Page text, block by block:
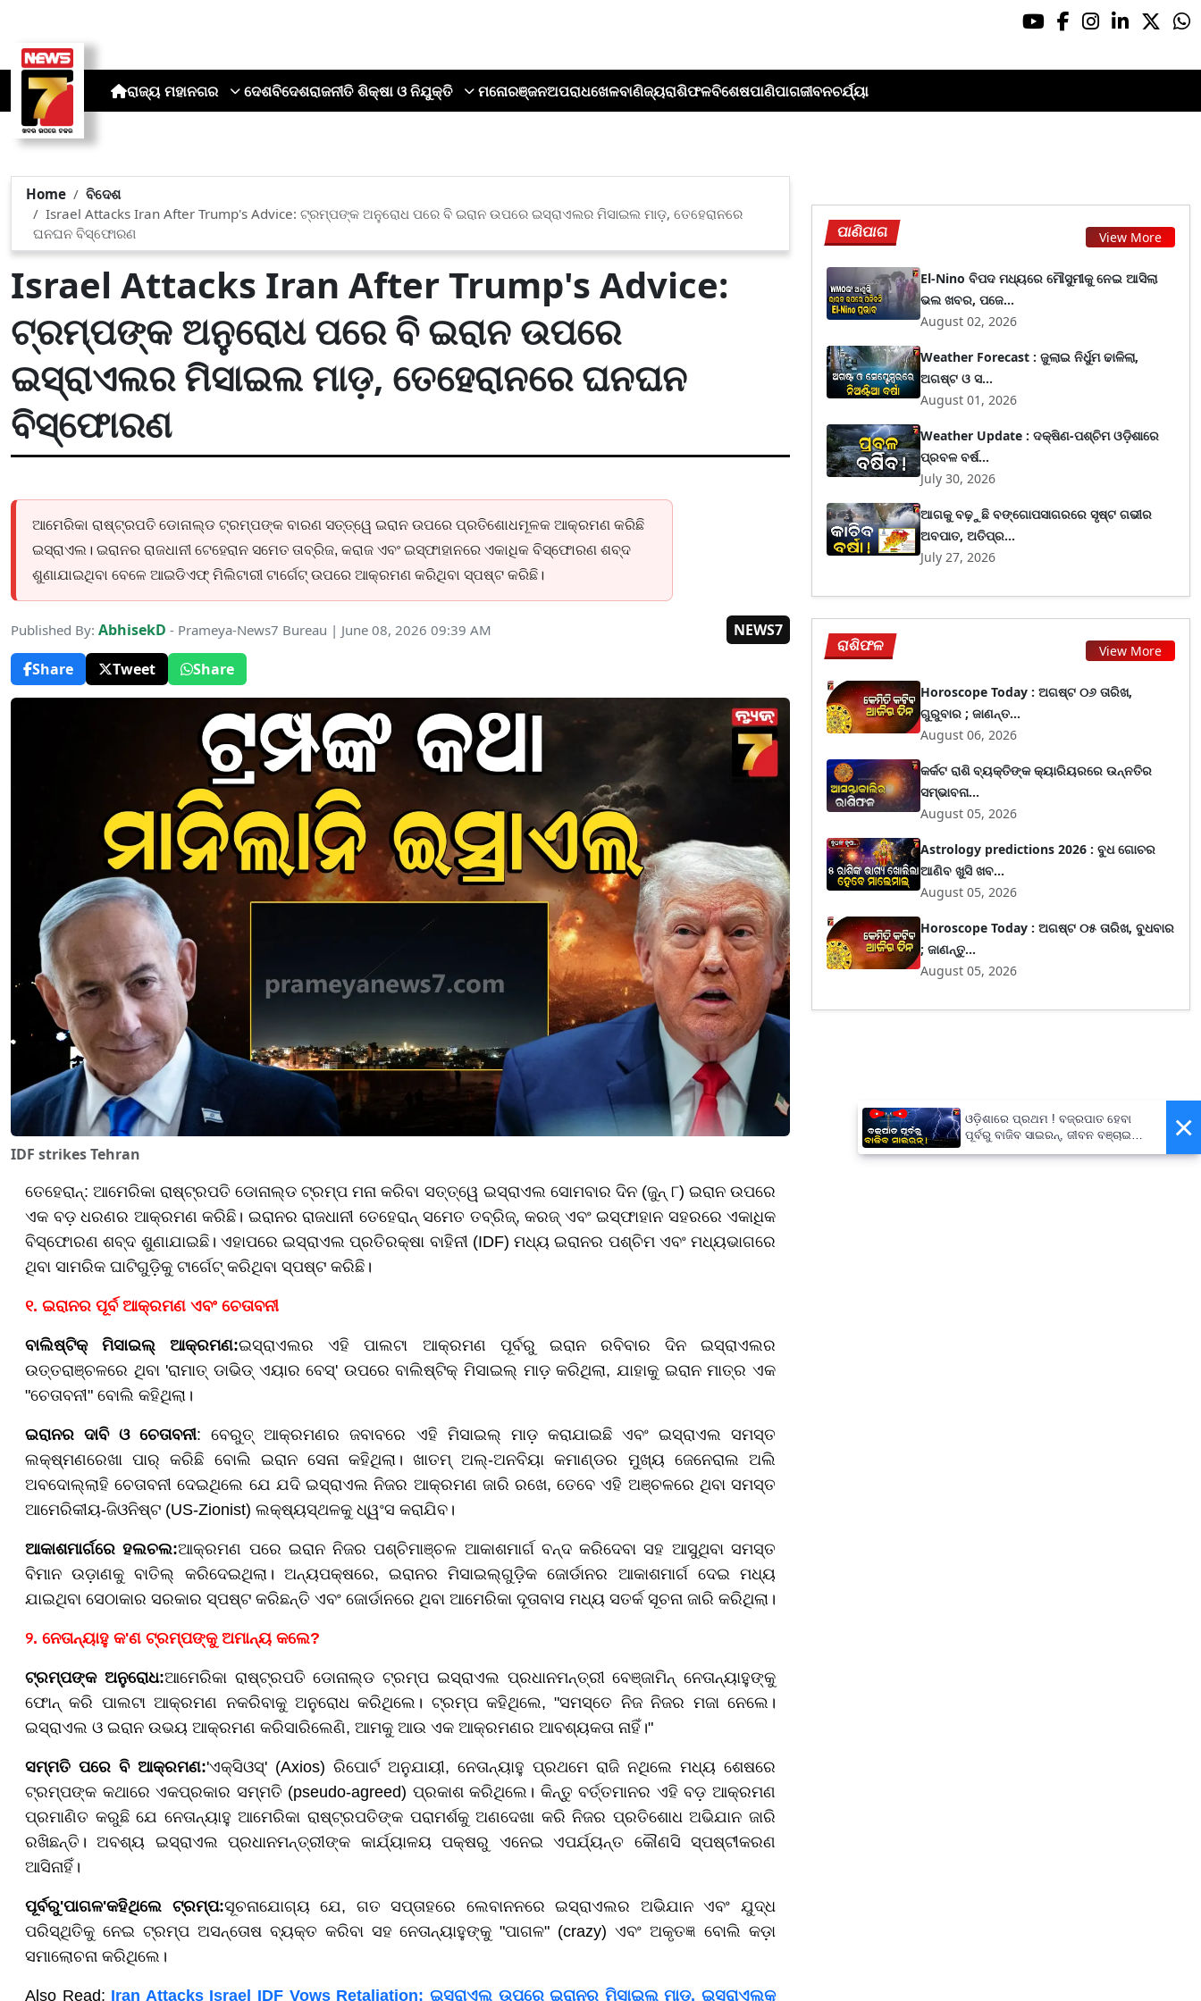
ରାଜ୍ୟ ମହାନଗର ଦେଶବିଦେଶରାଜନୀତି ଶିକ୍ଷା ଓ ନିଯୁକ୍ତି ମନୋରଞ୍ଜନଅପରାଧଖେଳବାଣିଜ୍ୟରାଶିଫଳବିଶେଷପାଣିପାଗଜୀବନଚର୍ଯ୍ୟା
Home
ବିଦେଶ
Israel Attacks Iran After Trump's Advice: ଟ୍ରମ୍ପଙ୍କ ଅନୁରୋଧ ପରେ ବି ଇରାନ ଉପରେ ଇସ୍ରାଏଲର ମିସାଇଲ ମାଡ଼, ତେହେରାନରେ
ଘନଘନ ବିସ୍ଫୋରଣ
Israel Attacks Iran After Trump's Advice:
ଟ୍ରମ୍ପଙ୍କ ଅନୁରୋଧ ପରେ ବି ଇରାନ ଉପରେ
ଇସ୍ରାଏଲର ମିସାଇଲ ମାଡ଼, ତେହେରାନରେ ଘନଘନ
ବିସ୍ଫୋରଣ
ଆମେରିକା ରାଷ୍ଟ୍ରପତି ଡୋନାଲ୍ଡ ଟ୍ରମ୍ପଙ୍କ ବାରଣ ସତ୍ତ୍ୱେ ଇରାନ ଉପରେ ପ୍ରତିଶୋଧମୂଳକ ଆକ୍ରମଣ କରିଛି
ଇସ୍ରାଏଲ। ଇରାନର ରାଜଧାନୀ ଟେହେରାନ ସମେତ ତାବ୍ରିଜ, କରାଜ ଏବଂ ଇସ୍ଫାହାନରେ ଏକାଧିକ ବିସ୍ଫୋରଣ ଶବ୍ଦ
ଶୁଣାଯାଇଥିବା ବେଳେ ଆଇଡିଏଫ୍ ମିଲିଟାରୀ ଟାର୍ଗେଟ୍ ଉପରେ ଆକ୍ରମଣ କରିଥିବା ସ୍ପଷ୍ଟ କରିଛି।
Published By: AbhisekD - Prameya-News7 Bureau | June 08, 2026 09:39 AM
NEWS7
Share
Tweet Share
IDF strikes Tehran
ତେହେରାନ୍: ଆମେରିକା ରାଷ୍ଟ୍ରପତି ଡୋନାଲ୍ଡ ଟ୍ରମ୍ପ ମନା କରିବା ସତ୍ତ୍ୱେ ଇସ୍ରାଏଲ ସୋମବାର ଦିନ (ଜୁନ୍ ୮) ଇରାନ ଉପରେ
ଏକ ବଡ଼ ଧରଣର ଆକ୍ରମଣ କରିଛି। ଇରାନର ରାଜଧାନୀ ତେହେରାନ୍ ସମେତ ତବ୍ରିଜ୍, କରଜ୍ ଏବଂ ଇସ୍ଫାହାନ ସହରରେ ଏକାଧିକ
ବିସ୍ଫୋରଣ ଶବ୍ଦ ଶୁଣାଯାଇଛି। ଏହାପରେ ଇସ୍ରାଏଲ ପ୍ରତିରକ୍ଷା ବାହିନୀ (IDF) ମଧ୍ୟ ଇରାନର ପଶ୍ଚିମ ଏବଂ ମଧ୍ୟଭାଗରେ
ଥିବା ସାମରିକ ଘାଟିଗୁଡ଼ିକୁ ଟାର୍ଗେଟ୍ କରିଥିବା ସ୍ପଷ୍ଟ କରିଛି।
୧. ଇରାନର ପୂର୍ବ ଆକ୍ରମଣ ଏବଂ ଚେତାବନୀ
ବାଲିଷ୍ଟିକ୍ ମିସାଇଲ୍ ଆକ୍ରମଣ:ଇସ୍ରାଏଲର ଏହି ପାଲଟା ଆକ୍ରମଣ ପୂର୍ବରୁ ଇରାନ ରବିବାର ଦିନ ଇସ୍ରାଏଲର
ଉତ୍ତରାଞ୍ଚଳରେ ଥିବା 'ରାମାତ୍ ଡାଭିଡ୍ ଏୟାର ବେସ୍' ଉପରେ ବାଲିଷ୍ଟିକ୍ ମିସାଇଲ୍ ମାଡ଼ କରିଥିଲା, ଯାହାକୁ ଇରାନ ମାତ୍ର ଏକ
"ଚେତାବନୀ" ବୋଲି କହିଥିଲା।
ଇରାନର ଦାବି ଓ ଚେତାବନୀ: ବେରୁତ୍ ଆକ୍ରମଣର ଜବାବରେ ଏହି ମିସାଇଲ୍ ମାଡ଼ କରାଯାଇଛି ଏବଂ ଇସ୍ରାଏଲ ସମସ୍ତ
ଲକ୍ଷ୍ମଣରେଖା ପାର୍ କରିଛି ବୋଲି ଇରାନ ସେନା କହିଥିଲା। ଖାତମ୍ ଅଲ୍-ଅନବିୟା କମାଣ୍ଡର ମୁଖ୍ୟ ଜେନେରାଲ ଅଲି
ଅବଦୋଲ୍ଲାହି ଚେତାବନୀ ଦେଇଥିଲେ ଯେ ଯଦି ଇସ୍ରାଏଲ ନିଜର ଆକ୍ରମଣ ଜାରି ରଖେ, ତେବେ ଏହି ଅଞ୍ଚଳରେ ଥିବା ସମସ୍ତ
ଆମେରିକୀୟ-ଜିଓନିଷ୍ଟ (US-Zionist) ଲକ୍ଷ୍ୟସ୍ଥଳକୁ ଧ୍ୱଂସ କରାଯିବ।
ଆକାଶମାର୍ଗରେ ହଲଚଲ:ଆକ୍ରମଣ ପରେ ଇରାନ ନିଜର ପଶ୍ଚିମାଞ୍ଚଳ ଆକାଶମାର୍ଗ ବନ୍ଦ କରିଦେବା ସହ ଆସୁଥିବା ସମସ୍ତ
ବିମାନ ଉଡ଼ାଣକୁ ବାତିଲ୍ କରିଦେଇଥିଲା। ଅନ୍ୟପକ୍ଷରେ, ଇରାନର ମିସାଇଲ୍ଗୁଡ଼ିକ ଜୋର୍ଡାନର ଆକାଶମାର୍ଗ ଦେଇ ମଧ୍ୟ
ଯାଇଥିବା ସେଠାକାର ସରକାର ସ୍ପଷ୍ଟ କରିଛନ୍ତି ଏବଂ ଜୋର୍ଡାନରେ ଥିବା ଆମେରିକା ଦୂତାବାସ ମଧ୍ୟ ସତର୍କ ସୂଚନା ଜାରି କରିଥିଲା।
୨. ନେତାନ୍ୟାହୁ କ'ଣ ଟ୍ରମ୍ପଙ୍କୁ ଅମାନ୍ୟ କଲେ?
ଟ୍ରମ୍ପଙ୍କ ଅନୁରୋଧ:ଆମେରିକା ରାଷ୍ଟ୍ରପତି ଡୋନାଲ୍ଡ ଟ୍ରମ୍ପ ଇସ୍ରାଏଲ ପ୍ରଧାନମନ୍ତ୍ରୀ ବେଞ୍ଜାମିନ୍ ନେତାନ୍ୟାହୁଙ୍କୁ
ଫୋନ୍ କରି ପାଲଟା ଆକ୍ରମଣ ନକରିବାକୁ ଅନୁରୋଧ କରିଥିଲେ। ଟ୍ରମ୍ପ କହିଥିଲେ, "ସମସ୍ତେ ନିଜ ନିଜର ମଜା ନେଲେ।
ଇସ୍ରାଏଲ ଓ ଇରାନ ଉଭୟ ଆକ୍ରମଣ କରିସାରିଲେଣି, ଆମକୁ ଆଉ ଏକ ଆକ୍ରମଣର ଆବଶ୍ୟକତା ନାହିଁ।"
ସମ୍ମତି ପରେ ବି ଆକ୍ରମଣ:'ଏକ୍ସିଓସ୍' (Axios) ରିପୋର୍ଟ ଅନୁଯାୟୀ, ନେତାନ୍ୟାହୁ ପ୍ରଥମେ ରାଜି ନଥିଲେ ମଧ୍ୟ ଶେଷରେ
ଟ୍ରମ୍ପଙ୍କ କଥାରେ ଏକପ୍ରକାର ସମ୍ମତି (pseudo-agreed) ପ୍ରକାଶ କରିଥିଲେ। କିନ୍ତୁ ବର୍ତ୍ତମାନର ଏହି ବଡ଼ ଆକ୍ରମଣ
ପ୍ରମାଣିତ କରୁଛି ଯେ ନେତାନ୍ୟାହୁ ଆମେରିକା ରାଷ୍ଟ୍ରପତିଙ୍କ ପରାମର୍ଶକୁ ଅଣଦେଖା କରି ନିଜର ପ୍ରତିଶୋଧ ଅଭିଯାନ ଜାରି
ରଖିଛନ୍ତି। ଅବଶ୍ୟ ଇସ୍ରାଏଲ ପ୍ରଧାନମନ୍ତ୍ରୀଙ୍କ କାର୍ଯ୍ୟାଳୟ ପକ୍ଷରୁ ଏନେଇ ଏପର୍ଯ୍ୟନ୍ତ କୌଣସି ସ୍ପଷ୍ଟୀକରଣ
ଆସିନାହିଁ।
ପୂର୍ବରୁ'ପାଗଳ'କହିଥିଲେ ଟ୍ରମ୍ପ:ସୂଚନାଯୋଗ୍ୟ ଯେ, ଗତ ସପ୍ତାହରେ ଲେବାନନରେ ଇସ୍ରାଏଲର ଅଭିଯାନ ଏବଂ ଯୁଦ୍ଧ
ପରିସ୍ଥିତିକୁ ନେଇ ଟ୍ରମ୍ପ ଅସନ୍ତୋଷ ବ୍ୟକ୍ତ କରିବା ସହ ନେତାନ୍ୟାହୁଙ୍କୁ "ପାଗଳ" (crazy) ଏବଂ ଅକୃତଜ୍ଞ ବୋଲି କଡ଼ା
ସମାଲୋଚନା କରିଥିଲେ।
Also Read: Iran Attacks Israel IDF Vows Retaliation: ଇସ୍ରାଏଲ ଉପରେ ଇରାନର ମିସାଇଲ୍ ମାଡ଼, ଇସ୍ରାଏଲକୁ
ପାଣିପାଗ View More
El-Nino ବିପଦ ମଧ୍ୟରେ ମୌସୁମୀକୁ ନେଇ ଆସିଲା
ଭଲ ଖବର, ପଜେ...
August 02, 2026
Weather Forecast : ଜୁଲାଇ ନିର୍ଧୁମ ଢାଳିଲା,
ଅଗଷ୍ଟ ଓ ସ...
August 01, 2026
Weather Update : ଦକ୍ଷିଣ-ପଶ୍ଚିମ ଓଡ଼ିଶାରେ
ପ୍ରବଳ ବର୍ଷ...
July 30, 2026
ଆଗକୁ ବଢ଼ୁଛି ବଙ୍ଗୋପସାଗରରେ ସୃଷ୍ଟ ଗଭୀର
ଅବପାତ, ଅତିପ୍ର...
July 27, 2026
ରାଶିଫଳ View More
Horoscope Today : ଅଗଷ୍ଟ ୦୬ ତାରିଖ,
ଗୁରୁବାର ; ଜାଣନ୍ତ...
August 06, 2026
କର୍କଟ ରାଶି ବ୍ୟକ୍ତିଙ୍କ କ୍ୟାରିୟରରେ ଉନ୍ନତିର
ସମ୍ଭାବନା...
August 05, 2026
Astrology predictions 2026 : ବୁଧ ଗୋଚର
ଆଣିବ ଖୁସି ଖବ...
August 05, 2026
Horoscope Today : ଅଗଷ୍ଟ ୦୫ ତାରିଖ, ବୁଧବାର
; ଜାଣନ୍ତୁ...
August 05, 2026
×
ଓଡ଼ିଶାରେ ପ୍ରଥମ ! ବଜ୍ରପାତ ହେବା
ପୂର୍ବରୁ ବାଜିବ ସାଇରନ୍, ଜୀବନ ବଞ୍ଚାଇବା
ପାଇଁ ରାଜ୍ୟ ସରକାଙ୍କ ବଡ଼ ପଦକ୍ଷେପ